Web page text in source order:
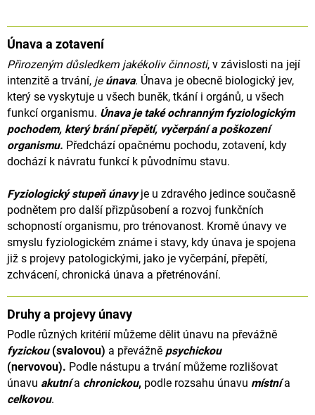
Únava a zotavení
Přirozeným důsledkem jakékoliv činnosti, v závislosti na její
intenzitě a trvání, je únava. Únava je obecně biologický jev,
který se vyskytuje u všech buněk, tkání i orgánů, u všech
funkcí organismu. Únava je také ochranným fyziologickým
pochodem, který brání přepětí, vyčerpání a poškození
organismu. Předchází opačnému pochodu, zotavení, kdy
dochází k návratu funkcí k původnímu stavu.
Fyziologický stupeň únavyje u zdravého jedince současně
podnětem pro další přizpůsobení a rozvoj funkčních
schopností organismu, pro trénovanost. Kromě únavy ve
smyslu fyziologickém známe i stavy, kdy únava je spojena
již s projevy patologickými, jako je vyčerpání, přepětí,
zchvácení, chronická únava a přetrénování.
Druhy a projevy únavy
Podle různých kritérií můžeme dělit únavu na převážně
fyzickou(svalovou) a převážně psychickou
(nervovou). Podle nástupu a trvání můžeme rozlišovat
únavu akutní a chronickou, podle rozsahu únavu místnía
celkovou.
J
Í
T
?
HLEDAT
D
o
p
o
u
č
j
e
m
e